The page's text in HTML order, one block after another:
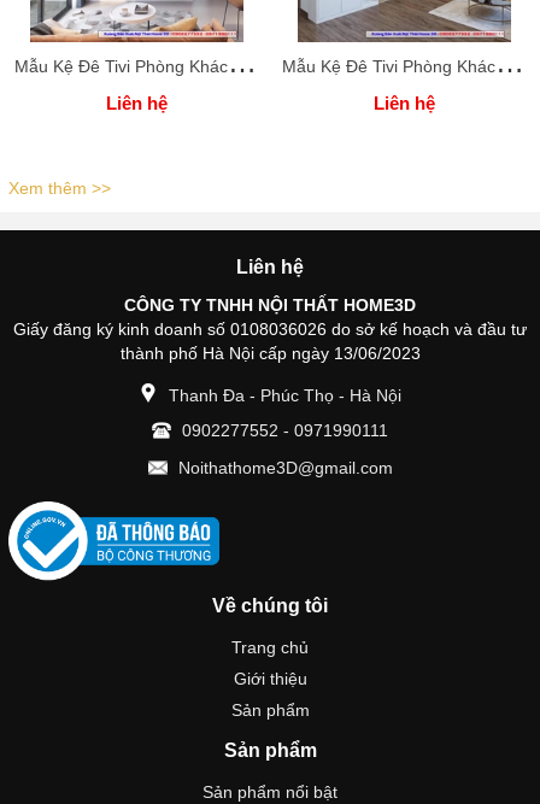
M
ẫu Kệ Đê Tivi Phòng Khách Home 3D
Liên hệ
M
ẫu Kệ Đê Tivi Phòng Khách Home 3D
Liên hệ
Xem thêm >>
Liên hệ
CÔNG TY TNHH NỘI THẤT HOME3D
Giấy đăng ký kinh doanh số 0108036026 do sở kế hoạch và đầu tư
thành phố Hà Nội cấp ngày 13/06/2023
Thanh Đa - Phúc Thọ - Hà Nội
0902277552 - 0971990111
Noithathome3D@gmail.com
Về chúng tôi
Trang chủ
Giới thiệu
Sản phẩm
Sản phẩm
Sản phẩm nổi bật